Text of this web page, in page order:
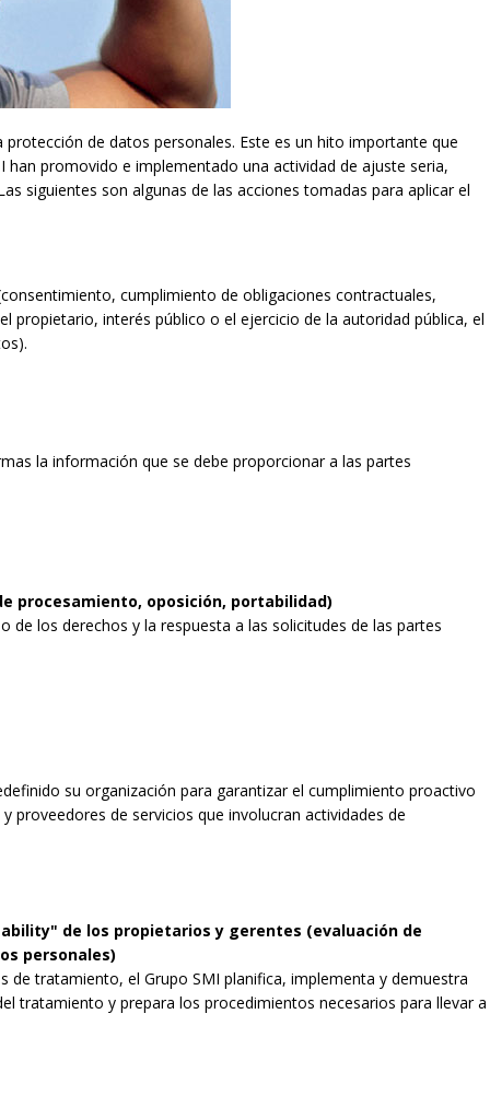
de datos personales. Este es un hito importante que
promovido e implementado una actividad de ajuste seria,
siguientes son algunas de las acciones tomadas para aplicar el
cumplimiento de obligaciones contractuales,
propietario, interés público o el ejercicio de la autoridad pública, el
la información que se debe proporcionar a las partes
procesamiento, oposición, portabilidad)
los derechos y la respuesta a las solicitudes de las partes
su organización para garantizar el cumplimiento proactivo
de servicios que involucran actividades de
de los propietarios y gerentes (evaluación de
personales)
tratamiento, el Grupo SMI planifica, implementa y demuestra
tratamiento y prepara los procedimientos necesarios para llevar a